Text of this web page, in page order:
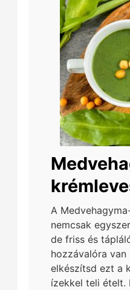
A
nemcsak
de friss és
hozzávalóra
elkészítsd ezt a
ízekkel teli ételt.